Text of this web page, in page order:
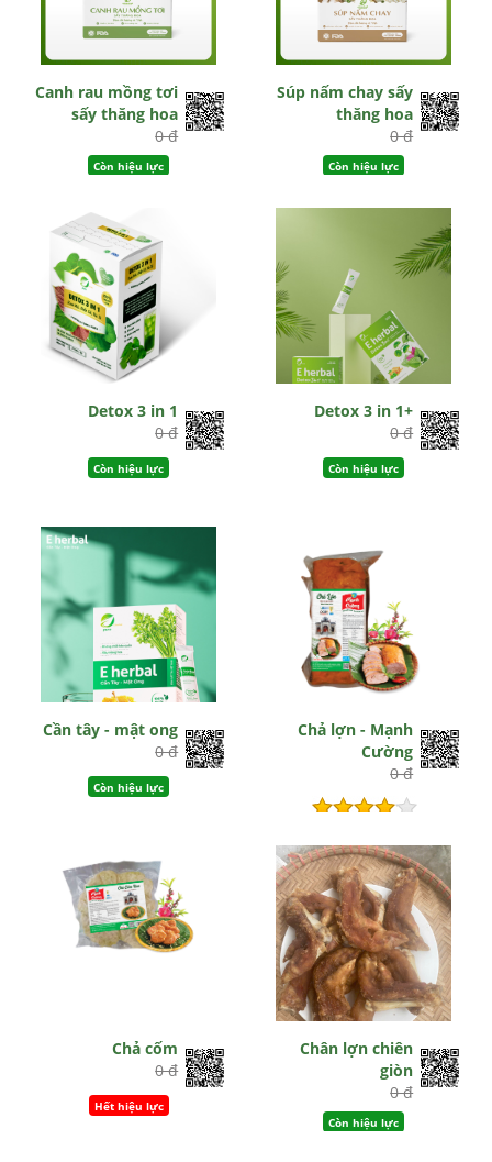
Canh rau mồng tơi
sấy thăng hoa
0 đ
Còn hiệu lực
Súp nấm chay sấy
thăng hoa
0 đ
Còn hiệu lực
Detox 3 in 1
0 đ
Còn hiệu lực
Detox 3 in 1+
0 đ
Còn hiệu lực
Cần tây - mật ong
0 đ
Còn hiệu lực
Chả lợn - Mạnh
Cường
0 đ
Chả cốm
0 đ
Hết hiệu lực
Chân lợn chiên
giòn
0 đ
Còn hiệu lực